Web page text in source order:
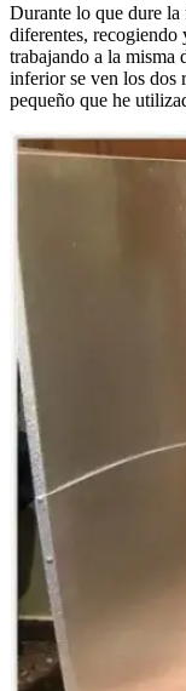
Durante lo que dure la
diferentes, recogiendo
trabajando a la misma
inferior se ven los dos
pequeño que he